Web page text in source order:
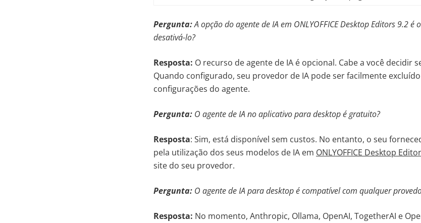
Pergunta:A opção do agente de IA em ONLYOFFICE Desktop Editors 9.2
desativá-lo?
Resposta: O recurso de agente de IA é opcional. Cabe a você decidir
Quando configurado, seu provedor de IA pode ser facilmente
configurações do agente.
Pergunta: O agente de IA no aplicativo para desktop é gratuito?
Resposta: Sim, está disponível sem custos. No entanto, o seu
pela utilização dos seus modelos de IA em ONLYOFFICE Desktop
site do seu provedor.
Pergunta: O agente de IA para desktop é compatível com qualquer
Resposta: No momento, Anthropic, Ollama, OpenAI, TogetherAI e